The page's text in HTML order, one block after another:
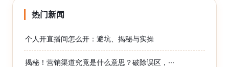
热门新闻
个人开直播间怎么开：避坑、揭秘与实操
揭秘！营销渠道究竟是什么意思？破除误区，···